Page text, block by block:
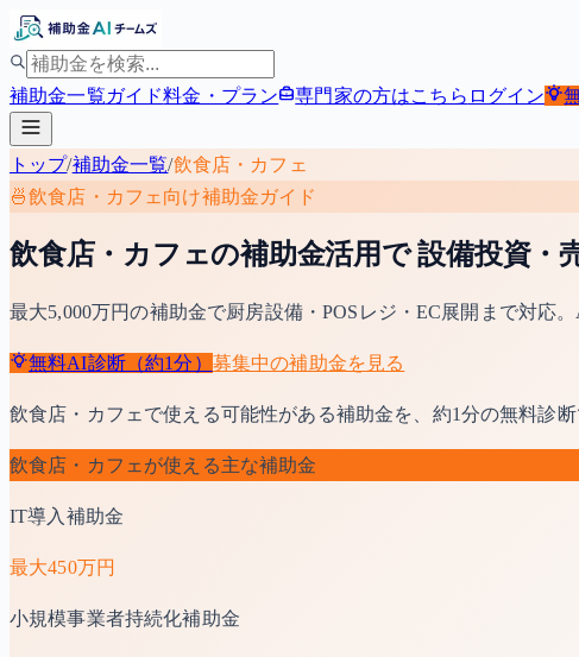
補助金一覧ガイド料金・プラン 専門家の方はこちら ログイン
トップ/補助金一覧/飲食店・カフェ
🍜飲食店・カフェ 向け補助金ガイド
飲食店・カフェの補助金活用で 設備投資・
最大5,000万円の補助金で厨房設備・POSレジ・EC展開まで対応
無料AI診断（約1分） 募集中の補助金を見る
飲食店・カフェ で使える可能性がある補助金を、約1分の無料診
飲食店・カフェ が使える主な補助金
IT導入補助金
最大450万円
小規模事業者持続化補助金